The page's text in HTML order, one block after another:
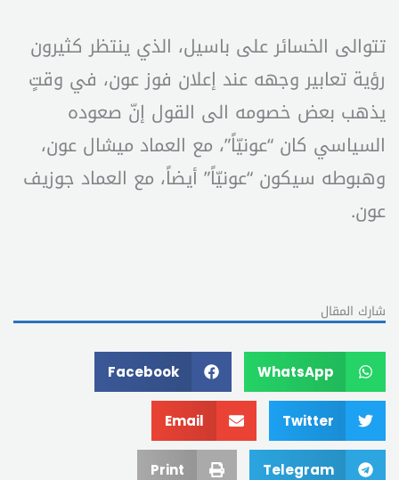
تتوالى الخسائر على باسيل، الذي ينتظر كثيرون
رؤية تعابير وجهه عند إعلان فوز عون، في وقتٍ
يذهب بعض خصومه الى القول إنّ صعوده
السياسي كان “عونيّاً”، مع العماد ميشال عون،
وهبوطه سيكون “عونيّاً” أيضاً، مع العماد جوزيف
عون.
شارك المقال
WhatsApp
Facebook
Twitter
Email
Telegram
Print